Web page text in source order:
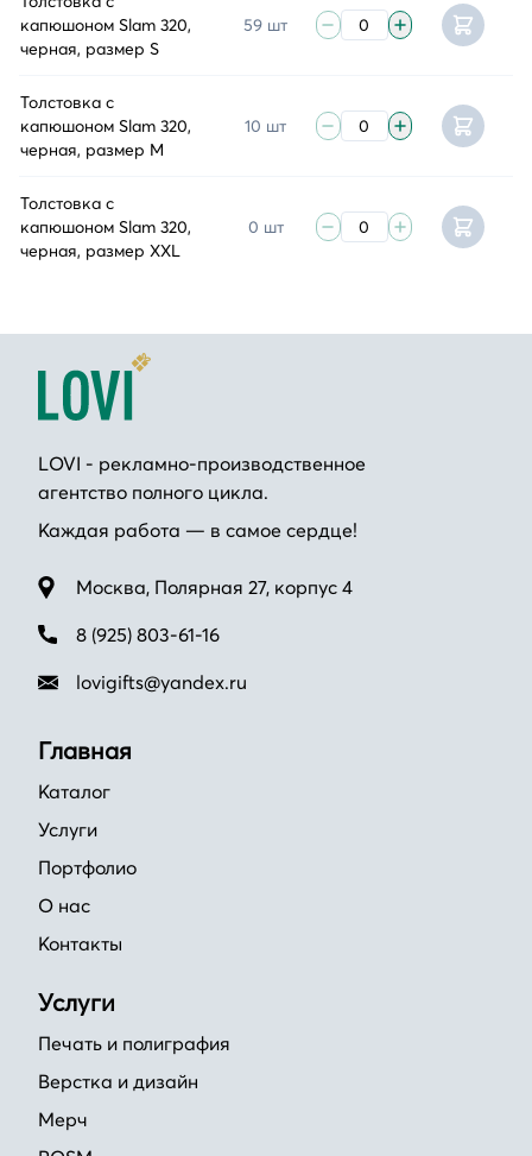
капюшоном Slam 320,
черная, размер S
59 шт
Толстовка с
капюшоном Slam 320,
черная, размер M
10 шт
Толстовка с
капюшоном Slam 320,
черная, размер XXL
0 шт
LOVI - рекламно-производственное
агентство полного цикла.
Каждая работа — в самое сердце!
Москва, Полярная 27, корпус 4
8 (925) 803-61-16
lovigifts@yandex.ru
Главная
Каталог
Услуги
Портфолио
О нас
Контакты
Услуги
Печать и полиграфия
Верстка и дизайн
Мерч